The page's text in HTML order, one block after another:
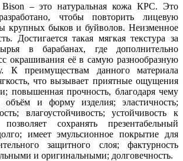
– это натуральная кожа КРС. Это
чтобы повторить лицевую
крупных быков и буйволов. Неизменное
Достигается такая мягкая текстура за
в барабанах, где дополнительно
окрашивания её в самую разнообразную
К преимуществам данного материала
что вызывает приятные ощущения
повышенная прочность, благодаря чему
объём и форму изделия; эластичность;
влагоустойчивость; устойчивость к
сохранять презентабельный
имеет эмульсионное покрытие для
защитного слоя; фактурность
и оригинальными; долговечность.